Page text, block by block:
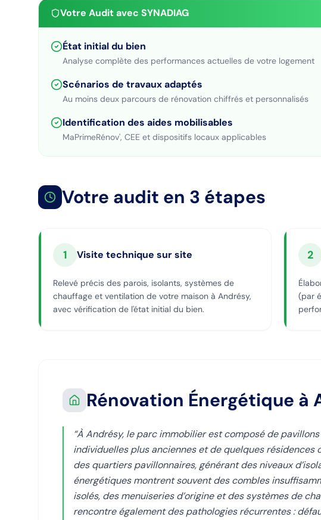
Votre Audit avec SYNADIAG
État initial du bien
Analyse complète des performances actuelles de votre logement
Scénarios de travaux adaptés
Au moins deux parcours de rénovation chiffrés et personnalisés
Identification des aides mobilisables
MaPrimeRénov', CEE et dispositifs locaux applicables
Votre audit en 3 étapes
1 Visite technique sur site
Relevé précis des parois, isolants, systèmes de
chauffage et ventilation de votre maison à Andrésy,
avec vérification de l'état initial du bien.
2
(par
Rénovation Énergétique à
“À Andrésy, le parc immobilier est composé de
individuelles plus anciennes et de quelques
des quartiers pavillonnaires, générant des niveaux
énergétiques montrent souvent des combles
isolés, des menuiseries d’origine et des systèmes de
rencontre également des pathologies récurrentes :